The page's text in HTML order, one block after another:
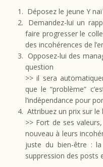
Déposez le jeune Y
Demandez-lui un
faire progresser le
des incohérences de
Opposez-lui des
question
>> il sera
que le “problème”
l’indépendance pour
Attribuez un prix sur
>> Fort de ses
nouveau à leurs
juste du bien-être : la
suppression des posts